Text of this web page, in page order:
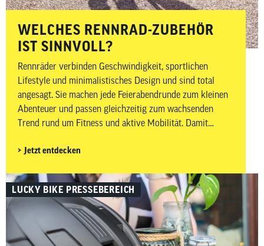
WELCHES RENNRAD-ZUBEHÖR
IST SINNVOLL?
Rennräder verbinden Geschwindigkeit, sportlichen
Lifestyle und minimalistisches Design und sind total
angesagt. Sie machen jede Feierabendrunde zum kleinen
Abenteuer und passen gleichzeitig zum wachsenden
Trend rund um Fitness und aktive Mobilität. Damit
komfortabel sind, kommt es neben dem passenden Bike
zeigen wir dir, welches Rennrad-Zubehör wirklich
sinnvoll ist – aufgeteilt in Must-haves und Nice-to-haves
für Fahrer, Bike sowie Wartung und Pflege.
Jetzt entdecken
LUCKY BIKE PRESSEBEREICH